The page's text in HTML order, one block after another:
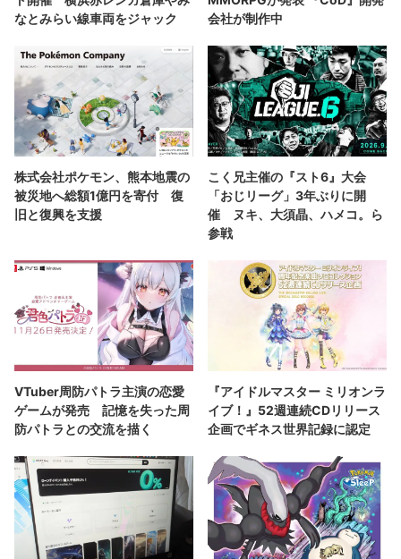
なとみらい線車両をジャック
会社が制作中
株式会社ポケモン、熊本地震の
被災地へ総額1億円を寄付 復
旧と復興を支援
こく兄主催の『スト6』大会
「おじリーグ」3年ぶりに開
催 ヌキ、大須晶、ハメコ。ら
参戦
VTuber周防パトラ主演の恋愛
ゲームが発売 記憶を失った周
防パトラとの交流を描く
『アイドルマスター ミリオンラ
イブ！』52週連続CDリリース
企画でギネス世界記録に認定